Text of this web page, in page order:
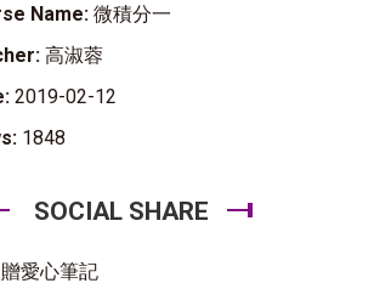
Name: 微積分一
高淑蓉
2019-02-12
1848
SOCIAL SHARE
愛心筆記